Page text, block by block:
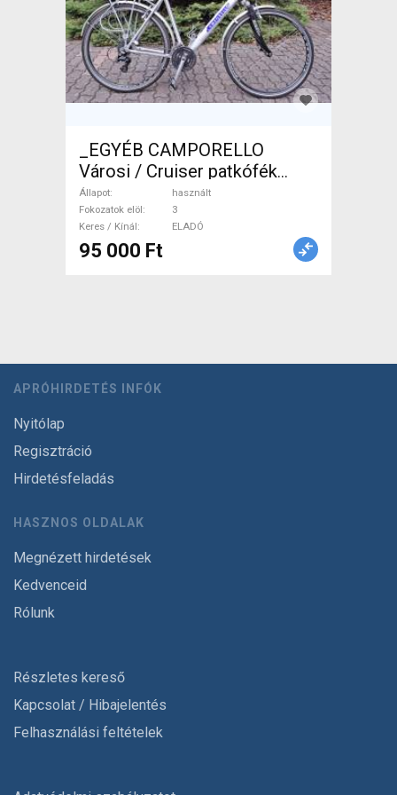
_EGYÉB CAMPORELLO
Városi / Cruiser patkófék
használt ELADÓ
Állapot
használt
Fokozatok elöl
3
Keres / Kínál
ELADÓ
95 000 Ft
APRÓHIRDETÉS INFÓK
Nyitólap
Regisztráció
Hirdetésfeladás
HASZNOS OLDALAK
Megnézett hirdetések
Kedvenceid
Rólunk
Részletes kereső
Kapcsolat / Hibajelentés
Felhasználási feltételek